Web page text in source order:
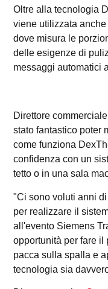
Oltre alla tecnologia
viene utilizzata
dove misura le
delle esigenze di
messaggi automatici
Direttore commerciale
stato fantastico poter
come funziona
confidenza con un
tetto o in una sala
"Ci sono voluti anni
per realizzare il
all'evento Siemens
opportunità per fare il
pacca sulla spalla e
tecnologia sia